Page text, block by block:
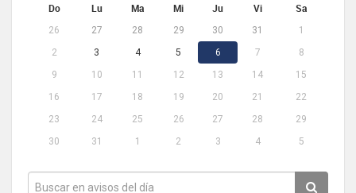
Do Lu Ma Mi Ju Vi Sa
26 27 28 29 30 31
1
2
3 4 5 6 7
8
9
10 11 12 13 14
15
16
17 18 19 20 21
22
23
24 25 26 27 28
29
30
31 1 2 3 4 5